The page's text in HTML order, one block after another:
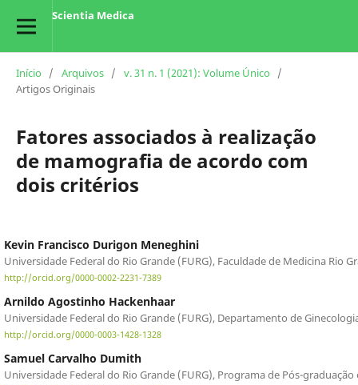
Scientia Medica
Início / Arquivos / v. 31 n. 1 (2021): Volume Único
/
Artigos Originais
Fatores associados à realização
de mamografia de acordo com
dois critérios
Kevin Francisco Durigon Meneghini
Universidade Federal do Rio Grande (FURG), Faculdade de Medicina Rio
http://orcid.org/0000-0002-2231-7389
Arnildo Agostinho Hackenhaar
Universidade Federal do Rio Grande (FURG), Departamento de
http://orcid.org/0000-0003-1428-1328
Samuel Carvalho Dumith
Universidade Federal do Rio Grande (FURG), Programa de Pós-graduação